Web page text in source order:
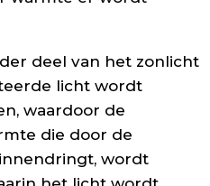
deel van het zonlicht
licht wordt
waardoor de
die door de
wordt